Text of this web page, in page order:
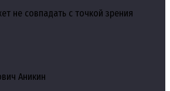
не совпадать с точкой зрения
Аникин